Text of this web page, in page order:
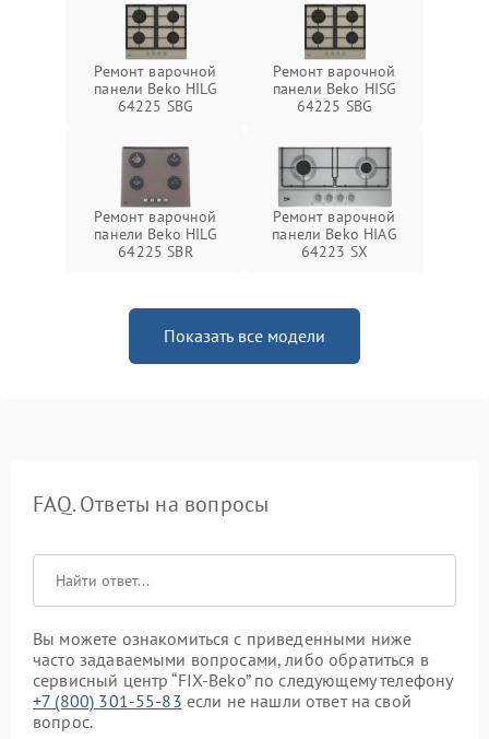
Ремонт варочной
панели Beko HILG
64225 SBG
Ремонт варочной
панели Beko HISG
64225 SBG
Ремонт варочной
панели Beko HILG
64225 SBR
Ремонт варочной
панели Beko HIAG
64223 SX
Показать все модели
FAQ. Ответы на вопросы
Вы можете ознакомиться с приведенными ниже
часто задаваемыми вопросами, либо обратиться в
сервисный центр “FIX-Beko” по следующему телефону
+7 (800) 301-55-83 если не нашли ответ на свой
вопрос.